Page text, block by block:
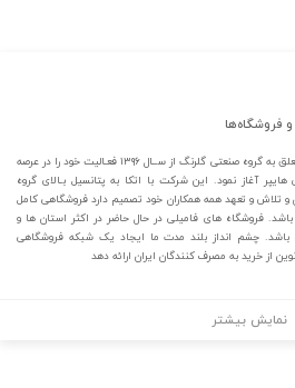
فروشگاه‌ها
شـــرکت فروشگاه‌های زنجیره ای فامیلی متعلق به گروه صنعتی گلرنگ از ســال ۱۳۹۶ فعـالیت خود را در عرصه
آغاز نمود. این شرکت با اتکا به پتانسیل بـالای گروه
تلاش و تعهد همه همکاران خود تصمیم دارد فروشگاهی کامل
باشد. فروشگاه های فامیلی در حال حاضر در اکثر استان ها و
چشم انداز بلند مدت ما ایجاد یک شبکه فروشگاهی
از خرید به مصرف کنندگان ایران ارائه دهد
نمایش بیشتر